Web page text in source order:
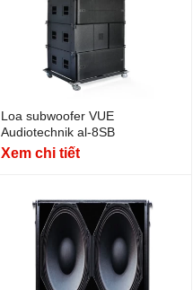
Loa subwoofer VUE
Audiotechnik al-8SB
Xem chi tiết